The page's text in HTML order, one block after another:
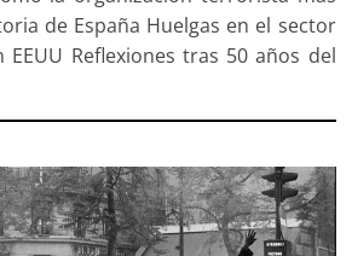
de España Huelgas en el sector
Reflexiones tras 50 años del